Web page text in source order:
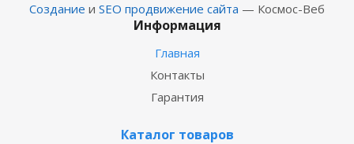
Создание и SEO продвижение сайта — Космос-Веб
Информация
Главная
Контакты
Гарантия
Каталог товаров